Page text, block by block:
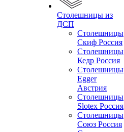
Столешницы из
ДСП
Столешницы
Скиф Россия
Столешницы
Кедр Россия
Столешницы
Egger
Австрия
Столешницы
Slotex Россия
Столешницы
Союз Россия